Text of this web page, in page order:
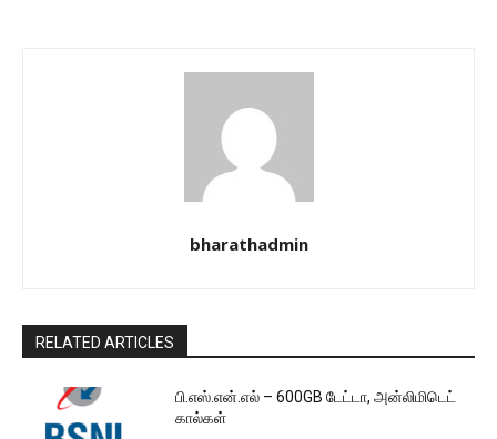
bharathadmin
RELATED ARTICLES
பி.எஸ்.என்.எல் – 600GB டேட்டா, அன்லிமிடெட்
கால்கள்